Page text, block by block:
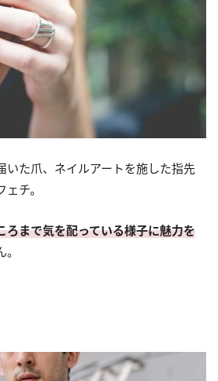
いた爪、ネイルアートを施した指先
チ。
ろまで気を配っている様子に魅力を